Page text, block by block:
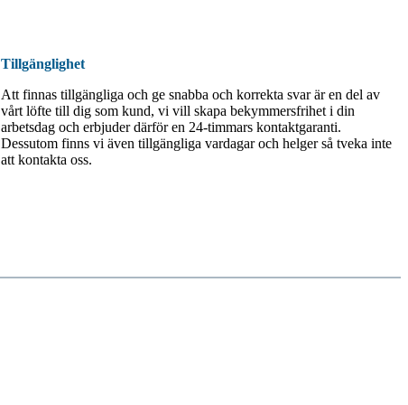
Tillgänglighet
Att finnas tillgängliga och ge snabba och korrekta svar är en del av
vårt löfte till dig som kund, vi vill skapa bekymmersfrihet i din
arbetsdag och erbjuder därför en 24-timmars kontaktgaranti.
Dessutom finns vi även tillgängliga vardagar och helger så tveka inte
att kontakta oss.